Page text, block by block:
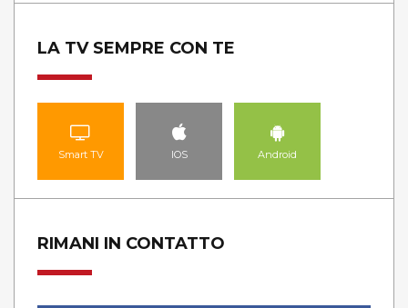
LA TV SEMPRE CON TE
Smart TV IOS Android
RIMANI IN CONTATTO